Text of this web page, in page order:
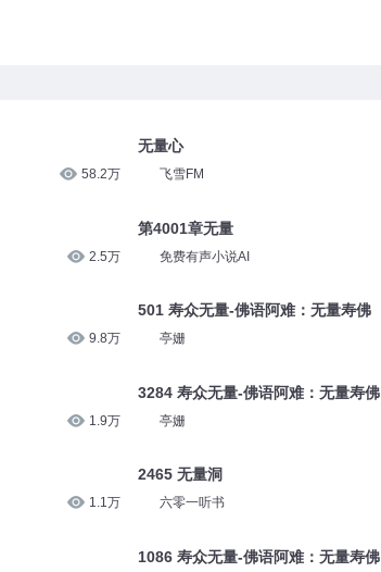
58.2万
2.5万
9.8万
1.9万
1.1万
无量心
飞雪FM
第4001章无量
免费有声小说AI
501 寿众无量-佛语阿难：无量寿佛
亭姗
3284 寿众无量-佛语阿难：无量寿佛
亭姗
2465 无量洞
六零一听书
1086 寿众无量-佛语阿难：无量寿佛